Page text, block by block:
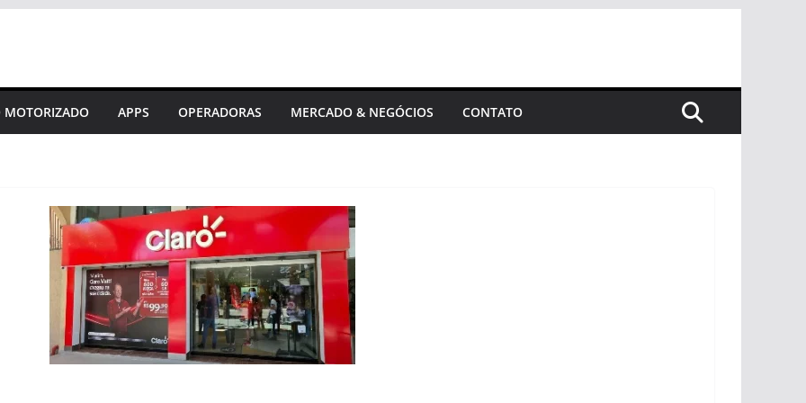
APPS OPERADORAS MERCADO & NEGÓCIOS CONTATO